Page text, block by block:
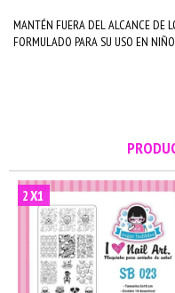
MANTÉN FUERA DEL ALCANCE DE
FORMULADO PARA SU USO EN
2X1